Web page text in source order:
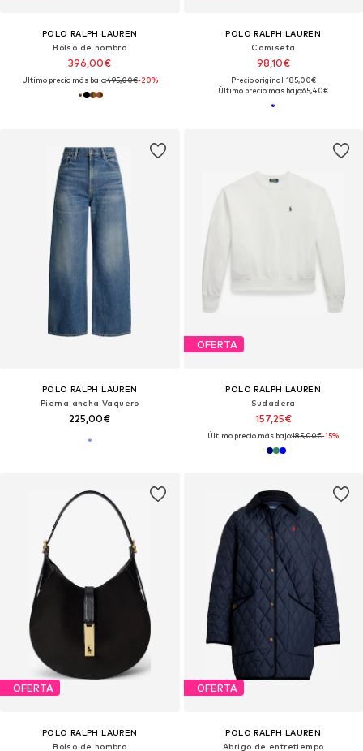
POLO RALPH LAUREN
Bolso de hombro
396,00€
Último precio más bajo:495,00€-20%
POLO RALPH LAUREN
Camiseta
98,10€
Precio original: 185,00€
Último precio más bajo:65,40€
POLO RALPH LAUREN
Pierna ancha Vaquero
225,00€
OFERTA
POLO RALPH LAUREN
Sudadera
157,25€
Último precio más bajo:185,00€-15%
OFERTA
POLO RALPH LAUREN
Bolso de hombro
OFERTA
POLO RALPH LAUREN
Abrigo de entretiempo